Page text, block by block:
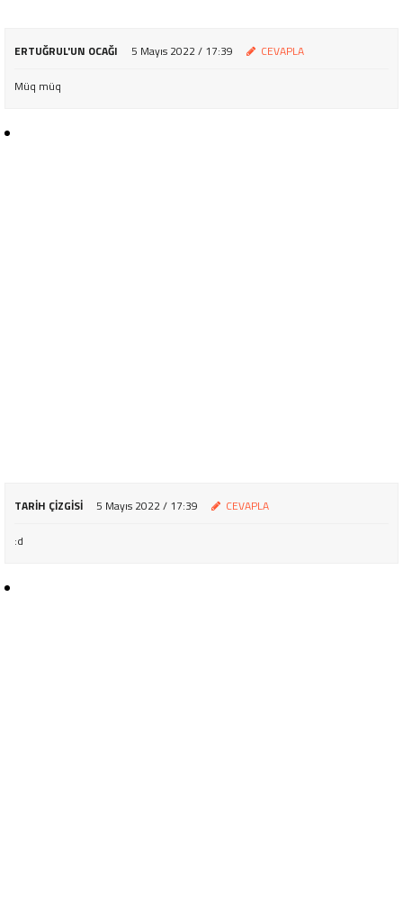
ERTUĞRUL'UN OCAĞI 5 Mayıs 2022 / 17:39 CEVAPLA
Müq müq
TARIH ÇIZGISI 5 Mayıs 2022 / 17:39 CEVAPLA
:d